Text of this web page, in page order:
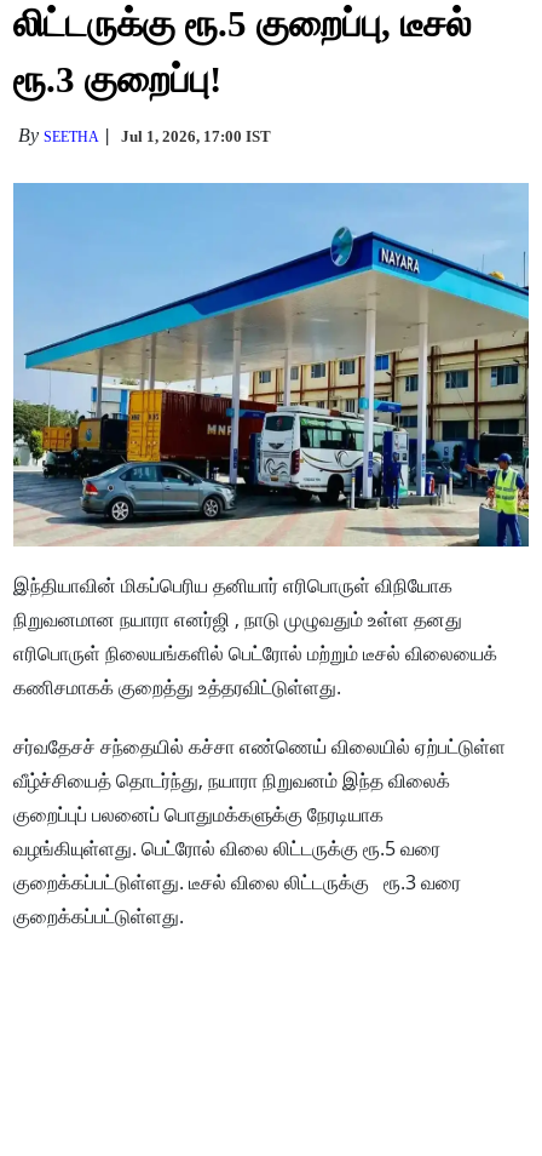
லிட்டருக்கு ரூ.5 குறைப்பு, டீசல்
ரூ.3 குறைப்பு!
BySEETHA Jul 1, 2026, 17:00 IST
இந்தியாவின் மிகப்பெரிய தனியார் எரிபொருள் விநியோக
நிறுவனமான நயாரா எனர்ஜி , நாடு முழுவதும் உள்ள தனது
எரிபொருள் நிலையங்களில் பெட்ரோல் மற்றும் டீசல் விலையைக்
கணிசமாகக் குறைத்து உத்தரவிட்டுள்ளது.
சர்வதேசச் சந்தையில் கச்சா எண்ணெய் விலையில் ஏற்பட்டுள்ள
வீழ்ச்சியைத் தொடர்ந்து, நயாரா நிறுவனம் இந்த விலைக்
குறைப்புப் பலனைப் பொதுமக்களுக்கு நேரடியாக
வழங்கியுள்ளது. பெட்ரோல் விலை லிட்டருக்கு ரூ.5 வரை
குறைக்கப்பட்டுள்ளது. டீசல் விலை லிட்டருக்கு ரூ.3 வரை
குறைக்கப்பட்டுள்ளது.